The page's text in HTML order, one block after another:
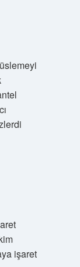
işaret